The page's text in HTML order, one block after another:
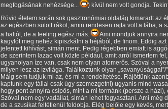
megfogásának nehézsége...
) kívül nem volt gondja.
Rövid életem során sok gasztronómiai oldalág kimaradt az
az egészben sütött rákot, amin rendesen rajta volt a lába, a
a haltól, de a feeling egész más.
Ami mondjuk annyira
kagylót meg nehéz kipiszkálni a héjából, de finom. Eddig
jelentett kihívást, simán ment. Pedig régebben emiatt is
de szerintem lazac volt közte például, amit arról ismertem
ugyanolyan íze van, csak nem olyan atomerős. Szóval a
milyen lesz az ízvilága. Találkoztunk olyan savanyúsággal /
Máig sem tudjuk mi az, és mi a rendeltetése. Rájöttünk
kaptunk egy tállal csak úgy szemezgetni) ugyanis mind
hogy pont annyira csípős, mint a mi tormánk (persze a
Szóval nem egy vadállat, simán lehet fogyasztani. Ami még
de a szusikat feltétlenül feldobja. Elég belőle egy kevés,